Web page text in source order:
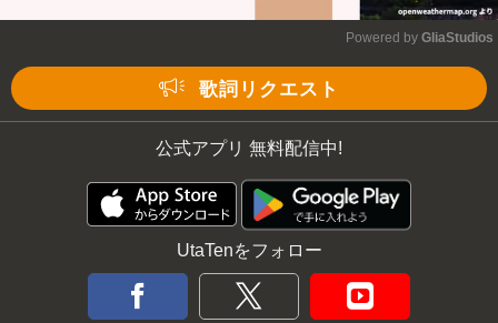
Powered by GliaStudios
歌詞リクエスト
公式アプリ 無料配信中!
UtaTenをフォロー